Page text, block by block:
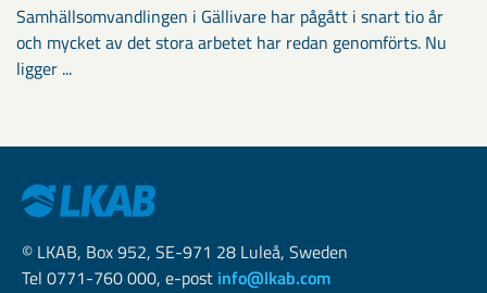
Samhällsomvandlingen i Gällivare har pågått i snart tio år
och mycket av det stora arbetet har redan genomförts. Nu
ligger ...
© LKAB, Box 952, SE-971 28 Luleå, Sweden
Tel 0771-760 000, e-post info@lkab.com